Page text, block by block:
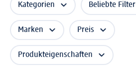
Kategorien Beliebte Filter
Marken Preis
Produkteigenschaften